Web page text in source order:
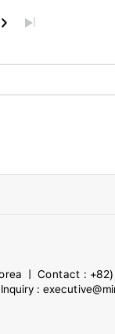
ㅣ Contact :
: